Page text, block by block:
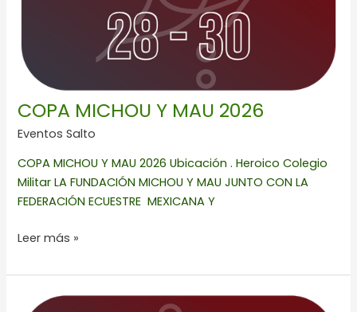
COPA MICHOU Y MAU 2026
Eventos Salto
COPA MICHOU Y MAU 2026 Ubicación . Heroico Colegio
Militar LA FUNDACIÓN MICHOU Y MAU JUNTO CON LA
FEDERACIÓN ECUESTRE MEXICANA Y
Leer más »
CLÁSICO